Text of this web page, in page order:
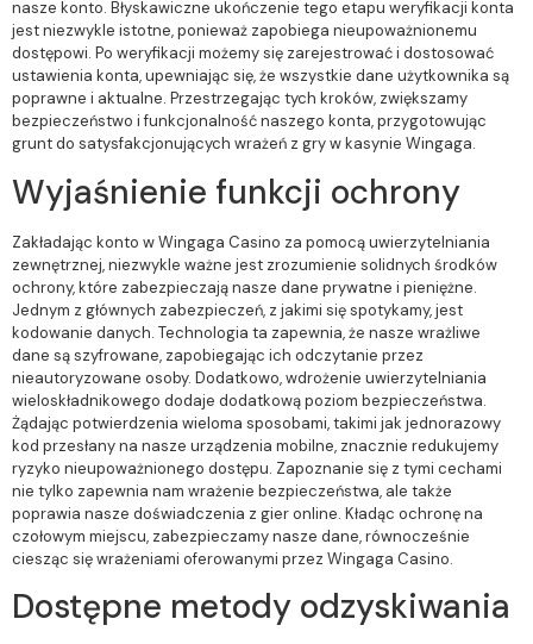
nasze konto. Błyskawiczne ukończenie tego etapu weryfikacji konta
jest niezwykle istotne, ponieważ zapobiega nieupoważnionemu
dostępowi. Po weryfikacji możemy się zarejestrować i dostosować
ustawienia konta, upewniając się, że wszystkie dane użytkownika są
poprawne i aktualne. Przestrzegając tych kroków, zwiększamy
bezpieczeństwo i funkcjonalność naszego konta, przygotowując
grunt do satysfakcjonujących wrażeń z gry w kasynie Wingaga.
Wyjaśnienie funkcji ochrony
Zakładając konto w Wingaga Casino za pomocą uwierzytelniania
zewnętrznej, niezwykle ważne jest zrozumienie solidnych środków
ochrony, które zabezpieczają nasze dane prywatne i pieniężne.
Jednym z głównych zabezpieczeń, z jakimi się spotykamy, jest
kodowanie danych. Technologia ta zapewnia, że nasze wrażliwe
dane są szyfrowane, zapobiegając ich odczytanie przez
nieautoryzowane osoby. Dodatkowo, wdrożenie uwierzytelniania
wieloskładnikowego dodaje dodatkową poziom bezpieczeństwa.
Żądając potwierdzenia wieloma sposobami, takimi jak jednorazowy
kod przesłany na nasze urządzenia mobilne, znacznie redukujemy
ryzyko nieupoważnionego dostępu. Zapoznanie się z tymi cechami
nie tylko zapewnia nam wrażenie bezpieczeństwa, ale także
poprawia nasze doświadczenia z gier online. Kładąc ochronę na
czołowym miejscu, zabezpieczamy nasze dane, równocześnie
ciesząc się wrażeniami oferowanymi przez Wingaga Casino.
Dostępne metody odzyskiwania